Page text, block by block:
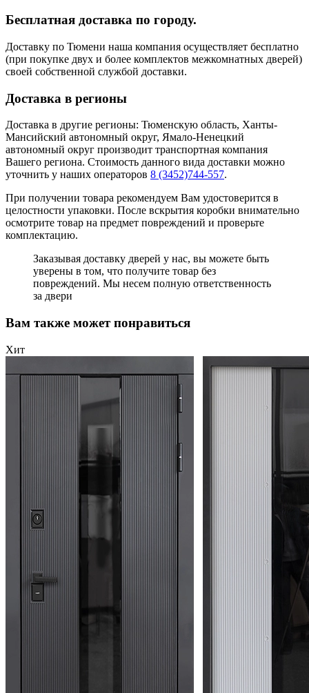
Бесплатная доставка по городу.
Доставку по Тюмени наша компания осуществляет бесплатно
(при покупке двух и более комплектов межкомнатных дверей)
своей собственной службой доставки.
Доставка в регионы
Доставка в другие регионы: Тюменскую область, Ханты-
Мансийский автономный округ, Ямало-Ненецкий
автономный округ производит транспортная компания
Вашего региона. Стоимость данного вида доставки можно
уточнить у наших операторов 8 (3452)744-557.
При получении товара рекомендуем Вам удостоверится в
целостности упаковки. После вскрытия коробки внимательно
осмотрите товар на предмет повреждений и проверьте
комплектацию.
Заказывая доставку дверей у нас, вы можете быть
уверены в том, что получите товар без
повреждений. Мы несем полную ответственность
за двери
Вам также может понравиться
Хит